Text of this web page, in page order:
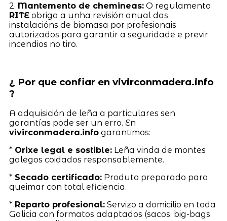
2. Mantemento de chemineas:O regulamento
RITEobriga a unha revisión anual das
instalacións de biomasa por profesionais
autorizados para garantir a seguridade e previr
incendios no tiro.
¿ Por que confiar en vivirconmadera.info
?
A adquisición de leña a particulares sen
garantías pode ser un erro. En
vivirconmadera.infogarantimos:
* Orixe legal e sostible:Leña vinda de montes
galegos coidados responsablemente.
* Secado certificado:Produto preparado para
queimar con total eficiencia.
* Reparto profesional:Servizo a domicilio en toda
Galicia con formatos adaptados (sacos, big-bags